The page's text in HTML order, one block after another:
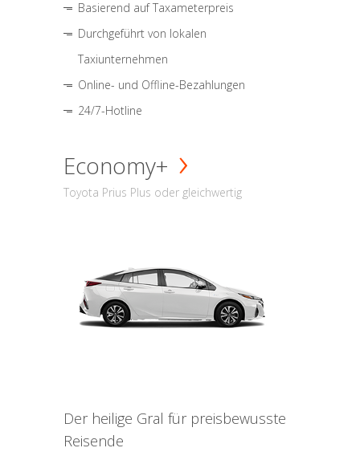
Basierend auf Taxameterpreis
Durchgeführt von lokalen
Taxiunternehmen
Online- und Offline-Bezahlungen
24/7-Hotline
Economy+
Toyota Prius Plus oder gleichwertig
Der heilige Gral für preisbewusste
Reisende